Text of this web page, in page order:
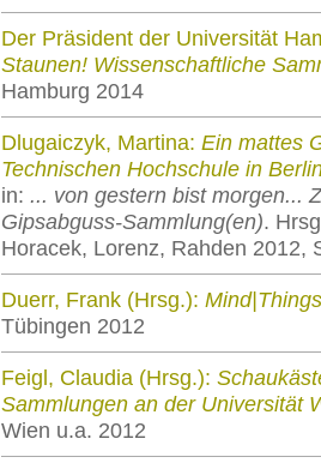
Der Präsident der Universität
Staunen! Wissenschaftliche
Hamburg 2014
Dlugaiczyk, Martina: Ein mattes
Technischen Hochschule in
in: ... von gestern bist morgen...
Gipsabguss-Sammlung(en).
Horacek, Lorenz, Rahden 2012,
Duerr, Frank (Hrsg.):
Tübingen 2012
Feigl, Claudia (Hrsg.):
Sammlungen an der Universität
Wien u.a. 2012